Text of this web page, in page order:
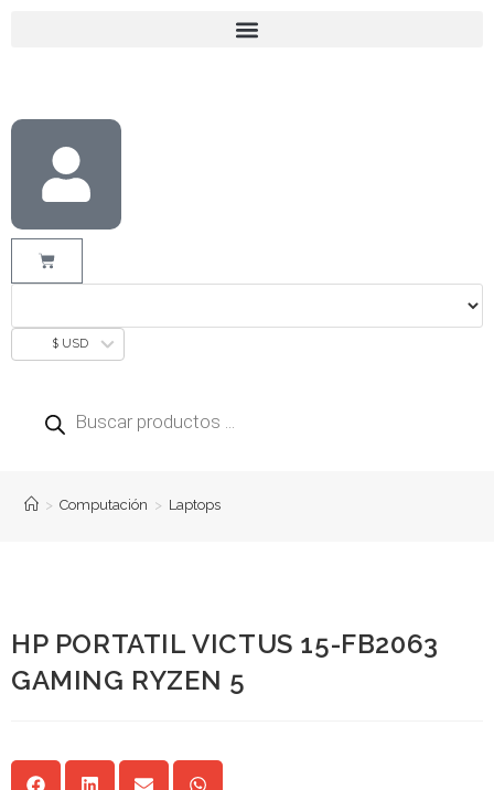
$ USD
> Computación > Laptops
HP PORTATIL VICTUS 15-FB2063
GAMING RYZEN 5